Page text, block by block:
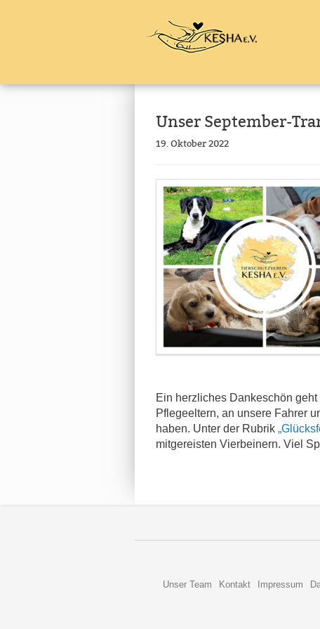
Unser September-
19. Oktober 2022
Ein herzliches Dankeschön
Pflegeeltern, an unsere Fahrer
haben. Unter der Rubrik
mitgereisten Vierbeinern. Viel
Unser Team Kontakt Impressum